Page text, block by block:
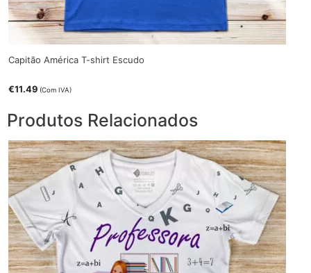
Capitão América T-shirt Escudo
€11.49 (Com IVA)
Produtos Relacionados